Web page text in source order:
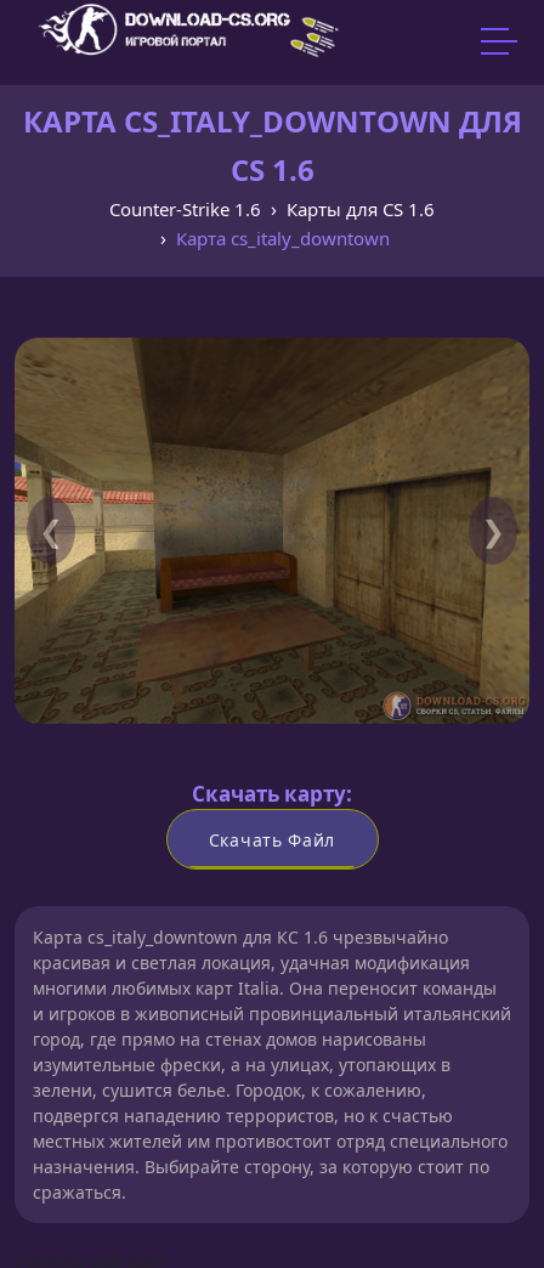
КАРТА CS_ITALY_DOWNTOWN ДЛЯ
CS 1.6
Counter-Strike 1.6
Карты для CS 1.6
Карта cs_italy_downtown
❮ ❯
Скачать карту:
Скачать Файл
Карта cs_italy_downtown для КС 1.6 чрезвычайно
красивая и светлая локация, удачная модификация
многими любимых карт Italia. Она переносит команды
и игроков в живописный провинциальный итальянский
город, где прямо на стенах домов нарисованы
изумительные фрески, а на улицах, утопающих в
зелени, сушится белье. Городок, к сожалению,
подвергся нападению террористов, но к счастью
местных жителей им противостоит отряд специального
назначения. Выбирайте сторону, за которую стоит по
сражаться.